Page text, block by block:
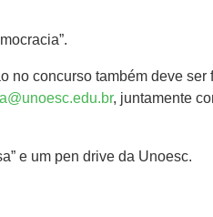
no concurso também deve ser
, juntamente
e um pen drive da Unoesc.